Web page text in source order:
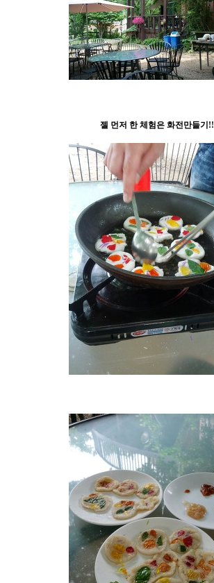
젤 먼저 한 체험은 화전만들기!!